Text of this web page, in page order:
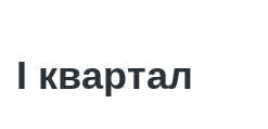
I квартал